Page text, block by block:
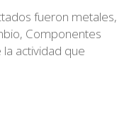
fueron metales,
Componentes
actividad que